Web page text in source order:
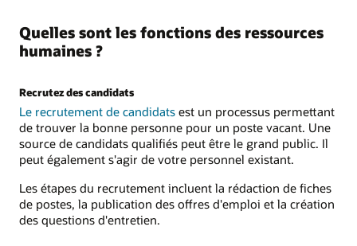
Quelles sont les fonctions des ressources
humaines ?
Recrutez des candidats
Le recrutement de candidats est un processus permettant
de trouver la bonne personne pour un poste vacant. Une
source de candidats qualifiés peut être le grand public. Il
peut également s'agir de votre personnel existant.
Les étapes du recrutement incluent la rédaction de fiches
de postes, la publication des offres d'emploi et la création
des questions d'entretien.